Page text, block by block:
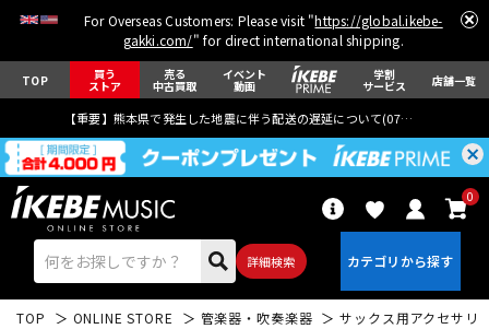
For Overseas Customers: Please visit "https://global.ikebe-
gakki.com/" for direct international shipping.
TOP 買う
ストア
売る
中古買取
イベント
動画
学割
サービス 店舗一覧
【重要】熊本県で発生した地震に伴う配送の遅延について(07月29日
詳細検索
0
TOP ONLINE STORE 管楽器・吹奏楽器 サックス用アクセサリ